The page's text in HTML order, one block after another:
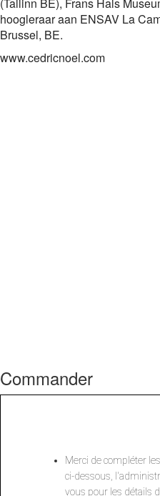
hoogleraar aan ENSAV La
Brussel, BE.
www.cedricnoel.com
Commander
Merci de compléter
ci-dessous,
vous pour les détails